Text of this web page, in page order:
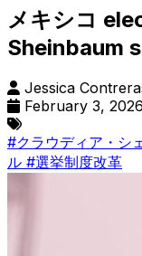
メキシコ
Sheinbaum
Jessica
February 3, 2026
#クラウディア・シ
ル #選挙制度改革